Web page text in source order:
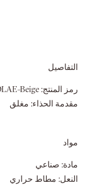
التفاصيل
رمز المنتج: Beige
مقدمة الحذاء: مغلق
مواد
مادة: صناعي
النعل: مطاط حراري